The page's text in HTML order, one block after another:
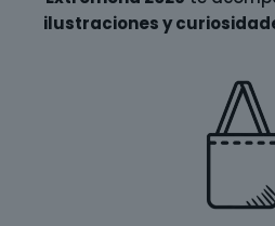
ilustraciones y